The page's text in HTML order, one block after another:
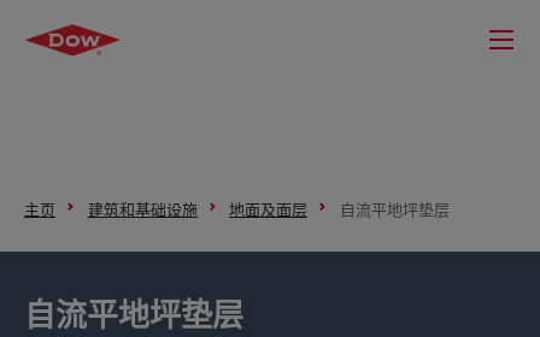
主页 建筑和基础设施 地面及面层 自流平地坪垫层
自流平地坪垫层